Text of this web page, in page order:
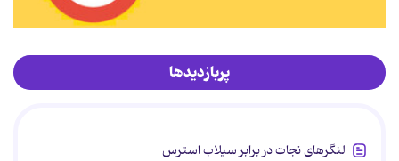
پربازدیدها
لنگرهای نجات در برابر سیلاب استرس